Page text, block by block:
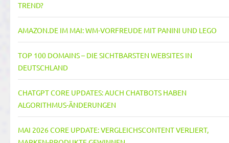
REND?
AMAZON.DE IM MAI: WM-VORFREUDE MIT PANINI UND LEGO
TOP 100 DOMAINS – DIE SICHTBARSTEN WEBSITES IN
DEUTSCHLAND
CHATGPT CORE UPDATES: AUCH CHATBOTS HABEN
ALGORITHMUS-ÄNDERUNGEN
MAI 2026 CORE UPDATE: VERGLEICHSCONTENT VERLIERT,